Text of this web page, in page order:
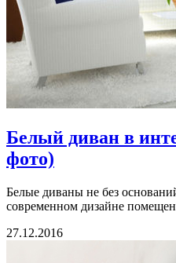
Белый диван в
фото)
Белые диваны не без
современном дизайне
27.12.2016